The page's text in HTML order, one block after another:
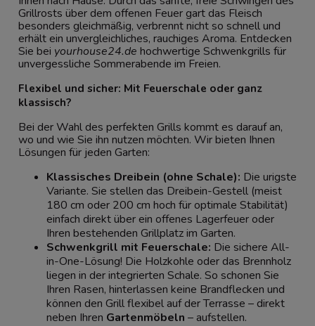
Grillrosts über dem offenen Feuer gart das Fleisch
besonders gleichmäßig, verbrennt nicht so schnell und
erhält ein unvergleichliches, rauchiges Aroma. Entdecken
Sie bei yourhouse24.de hochwertige Schwenkgrills für
unvergessliche Sommerabende im Freien.
Flexibel und sicher: Mit Feuerschale oder ganz
klassisch?
Bei der Wahl des perfekten Grills kommt es darauf an,
wo und wie Sie ihn nutzen möchten. Wir bieten Ihnen
Lösungen für jeden Garten:
Klassisches Dreibein (ohne Schale): Die urigste
Variante. Sie stellen das Dreibein-Gestell (meist
180 cm oder 200 cm hoch für optimale Stabilität)
einfach direkt über ein offenes Lagerfeuer oder
Ihren bestehenden Grillplatz im Garten.
Schwenkgrill mit Feuerschale: Die sichere All-
in-One-Lösung! Die Holzkohle oder das Brennholz
liegen in der integrierten Schale. So schonen Sie
Ihren Rasen, hinterlassen keine Brandflecken und
können den Grill flexibel auf der Terrasse – direkt
neben Ihren Gartenmöbeln – aufstellen.